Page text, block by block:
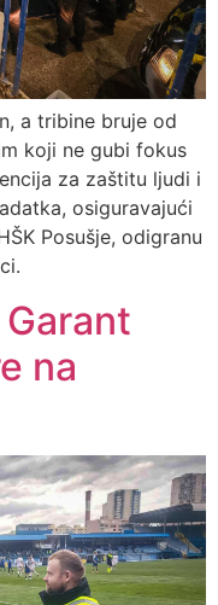
a tribine bruje od
koji ne gubi fokus
za zaštitu ljudi i
osiguravajući
Posušje, odigranu
na